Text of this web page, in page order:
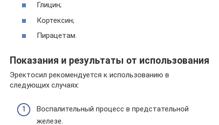
Глицин;
Кортексин;
Пирацетам.
Показания и результаты от использования
Эректосил рекомендуется к использованию в
следующих случаях:
Воспалительный процесс в предстательной
железе.